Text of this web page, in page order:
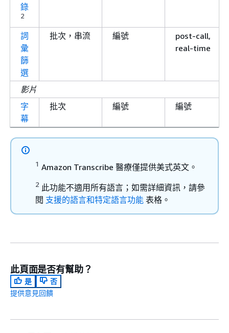
錄
2
詞
彙
篩
選
批次，串流 編號
post-call,
real-time
影片
字
幕
批次 編號 編號
1 Amazon Transcribe 醫療僅提供美式英文。
2 此功能不適用所有語言；如需詳細資訊，請參
閱 支援的語言和特定語言功能 表格。
此頁面是否有幫助？
是
否
提供意見回饋